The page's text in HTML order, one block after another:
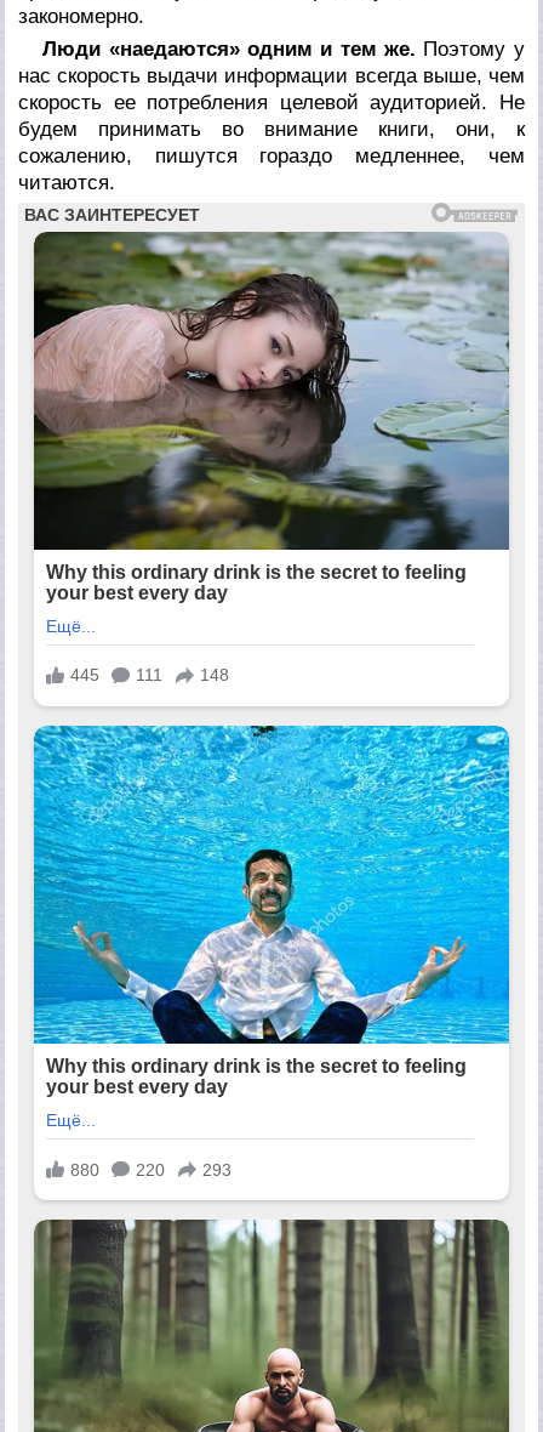
закономерно.
Люди «наедаются» одним и тем же. Поэтому у
нас скорость выдачи информации всегда выше, чем
скорость ее потребления целевой аудиторией. Не
будем принимать во внимание книги, они, к
сожалению, пишутся гораздо медленнее, чем
читаются.